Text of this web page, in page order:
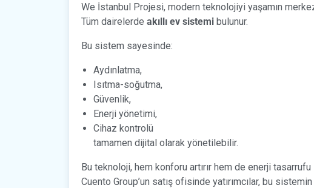
We İstanbul Projesi, modern teknolojiyi yaşamın
Tüm dairelerde akıllı ev sistemi bulunur.
Bu sistem sayesinde:
Aydınlatma,
Isıtma-soğutma,
Güvenlik,
Enerji yönetimi,
Cihaz kontrolü
tamamen dijital olarak yönetilebilir.
Bu teknoloji, hem konforu artırır hem de enerji tasarrufu
Cuento Group’un satış ofisinde yatırımcılar, bu